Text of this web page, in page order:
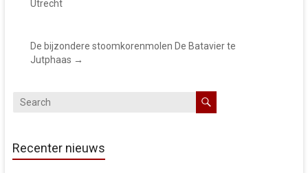
Utrecht
De bijzondere stoomkorenmolen De Batavier te
Jutphaas →
Recenter nieuws